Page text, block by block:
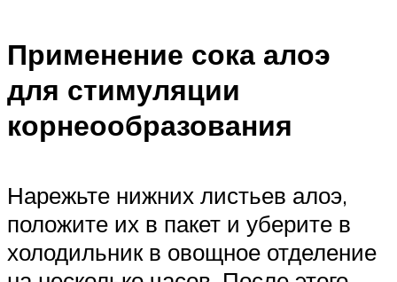
Применение сока алоэ
для стимуляции
корнеообразования
Нарежьте нижних листьев алоэ,
положите их в пакет и уберите в
холодильник в овощное отделение